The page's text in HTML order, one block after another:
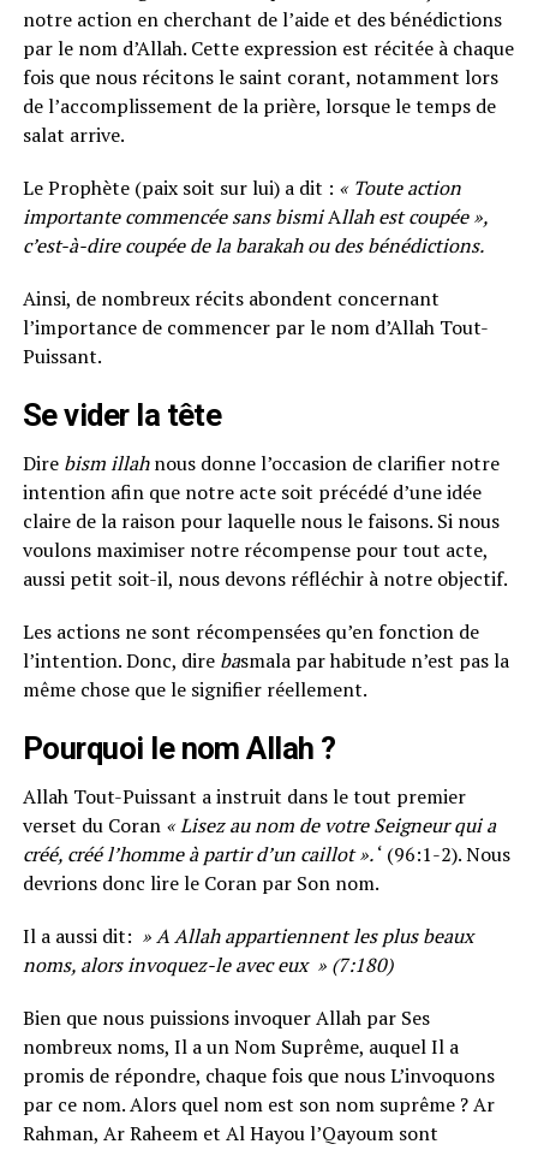
notre action en cherchant de l’aide et des bénédictions
par le nom d’Allah. Cette expression est récitée à chaque
fois que nous récitons le saint corant, notamment lors
de l’accomplissement de la prière, lorsque le temps de
salat arrive.
Le Prophète (paix soit sur lui) a dit : « Toute action
importante commencée sans bismiAllah est coupée »,
c’est-à-dire coupée de la barakah ou des bénédictions.
Ainsi, de nombreux récits abondent concernant
l’importance de commencer par le nom d’Allah Tout-
Puissant.
Se vider la tête
Dire bism illahnous donne l’occasion de clarifier notre
intention afin que notre acte soit précédé d’une idée
claire de la raison pour laquelle nous le faisons. Si nous
voulons maximiser notre récompense pour tout acte,
aussi petit soit-il, nous devons réfléchir à notre objectif.
Les actions ne sont récompensées qu’en fonction de
l’intention. Donc, dire basmala par habitude n’est pas la
même chose que le signifier réellement.
Pourquoi le nom Allah ?
Allah Tout-Puissant a instruit dans le tout premier
verset du Coran « Lisez au nom de votre Seigneur qui a
créé, créé l’homme à partir d’un caillot ».‘ (96:1-2). Nous
devrions donc lire le Coran par Son nom.
Il a aussi dit: » A Allah appartiennent les plus beaux
noms, alors invoquez-le avec eux » (7:180)
Bien que nous puissions invoquer Allah par Ses
nombreux noms, Il a un Nom Suprême, auquel Il a
promis de répondre, chaque fois que nous L’invoquons
par ce nom. Alors quel nom est son nom suprême ? Ar
Rahman, Ar Raheem et Al Hayou l’Qayoum sont